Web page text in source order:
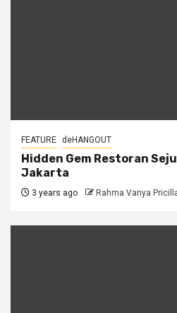
FEATURE deHANGOUT
Hidden Gem Restoran
Jakarta
3 years ago Rahma Vanya